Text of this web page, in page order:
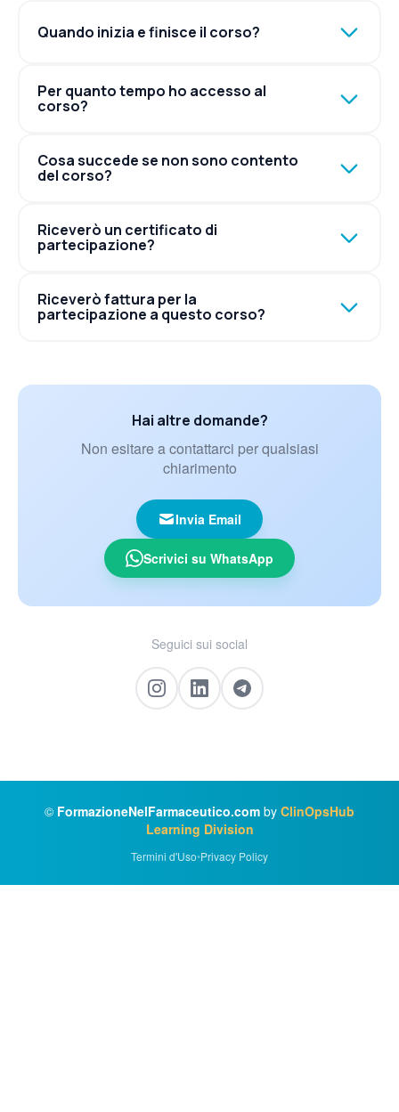
Quando inizia e finisce il corso?
Per quanto tempo ho accesso al
corso?
Cosa succede se non sono contento
del corso?
Riceverò un certificato di
partecipazione?
Riceverò fattura per la
partecipazione a questo corso?
Hai altre domande?
Non esitare a contattarci per qualsiasi
chiarimento
Invia Email
Scrivici su WhatsApp
Seguici sui social
© FormazioneNelFarmaceutico.com by ClinOpsHub
Learning Division
Termini d'Uso•Privacy Policy